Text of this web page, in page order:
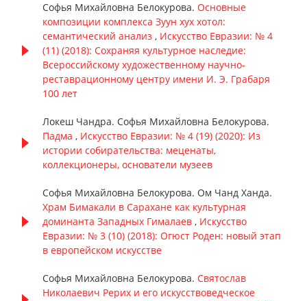
Софья Михайловна Белокурова. Основные
композиции комплекса Зуун хух хотол:
семантический анализ , Искусство Евразии: № 4
(11) (2018): Сохраняя культурное наследие:
Всероссийскому художественному научно-
реставрационному центру имени И. Э. Грабаря
100 лет
Локеш Чандра. Софья Михайловна Белокурова.
Падма , Искусство Евразии: № 4 (19) (2020): Из
истории собирательства: меценаты,
коллекционеры, основатели музеев
Софья Михайловна Белокурова. Ом Чанд Ханда.
Храм Бимакали в Сарахане как культурная
доминанта Западных Гималаев , Искусство
Евразии: № 3 (10) (2018): Огюст Роден: новый этап
в европейском искусстве
Софья Михайловна Белокурова. Святослав
Николаевич Рерих и его искусствоведческое